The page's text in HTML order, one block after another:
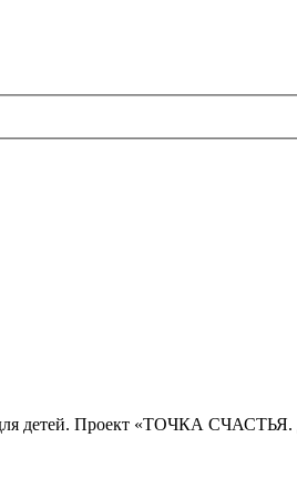
детей. Проект «ТОЧКА